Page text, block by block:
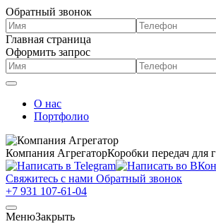
Обратный звонок
Главная страница
Оформить запрос
О нас
Портфолио
Компания АгрегаторКоробки передач для
Свяжитесь с нами Обратный звонок
+7 931 107-61-04
МенюЗакрыть